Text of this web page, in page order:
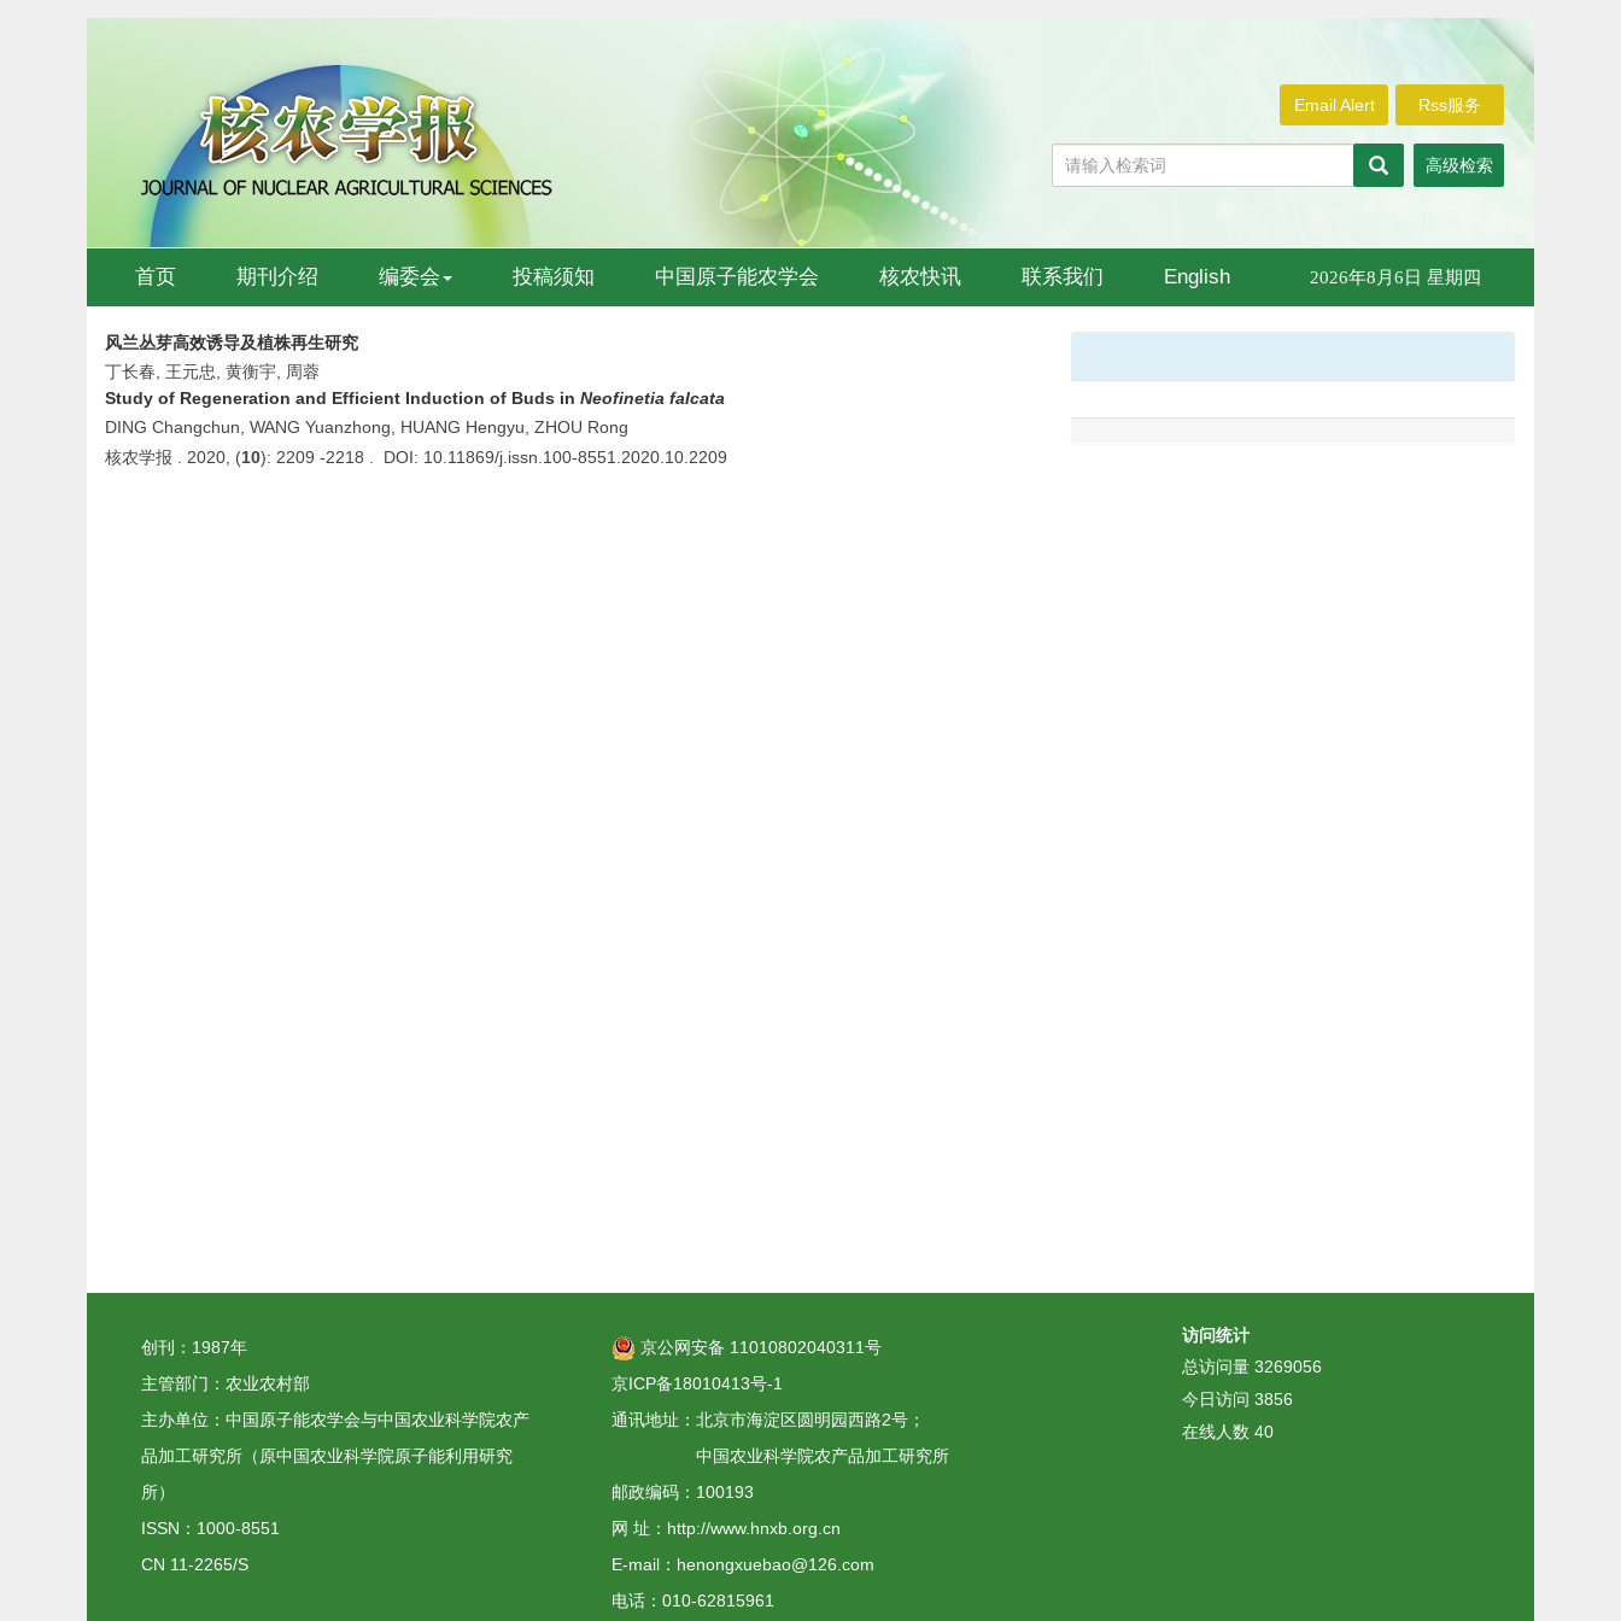
Rss服务
Email Alert
高级检索
首页 期刊介绍 编委会 投稿须知 中国原子能农学会 核农快讯 联系我们 English 2026年8月6日 星期四
风兰丛芽高效诱导及植株再生研究
丁长春, 王元忠, 黄衡宇, 周蓉
Study of Regeneration and Efficient Induction of Buds in Neofinetia falcata
DING Changchun, WANG Yuanzhong, HUANG Hengyu, ZHOU Rong
核农学报 . 2020, (10): 2209 -2218 . DOI: 10.11869/j.issn.100-8551.2020.10.2209
创刊：1987年
主管部门：农业农村部
主办单位：中国原子能农学会与中国农业科学院农产
品加工研究所（原中国农业科学院原子能利用研究
所）
ISSN：1000-8551
CN 11-2265/S
京公网安备 11010802040311号
京ICP备18010413号-1
通讯地址：北京市海淀区圆明园西路2号；
中国农业科学院农产品加工研究所
邮政编码：100193
网 址：http://www.hnxb.org.cn
E-mail：henongxuebao@126.com
电话：010-62815961
访问统计
总访问量 3269056
今日访问 3856
在线人数 40